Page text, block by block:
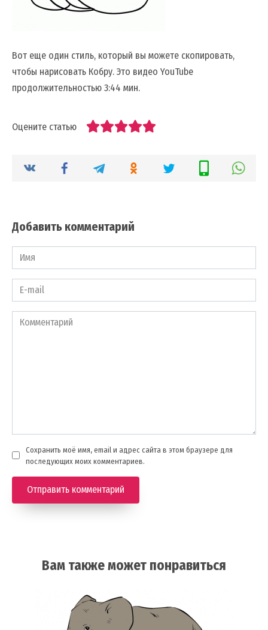
Вот еще один стиль, который вы можете скопировать,
чтобы нарисовать Кобру. Это видео YouTube
продолжительностью 3:44 мин.
Оцените статью
Добавить комментарий
Имя
*
mail
*Комментарий
Сохранить моё имя, email и адрес сайта в этом браузере для
последующих моих комментариев.
Вам также может понравиться